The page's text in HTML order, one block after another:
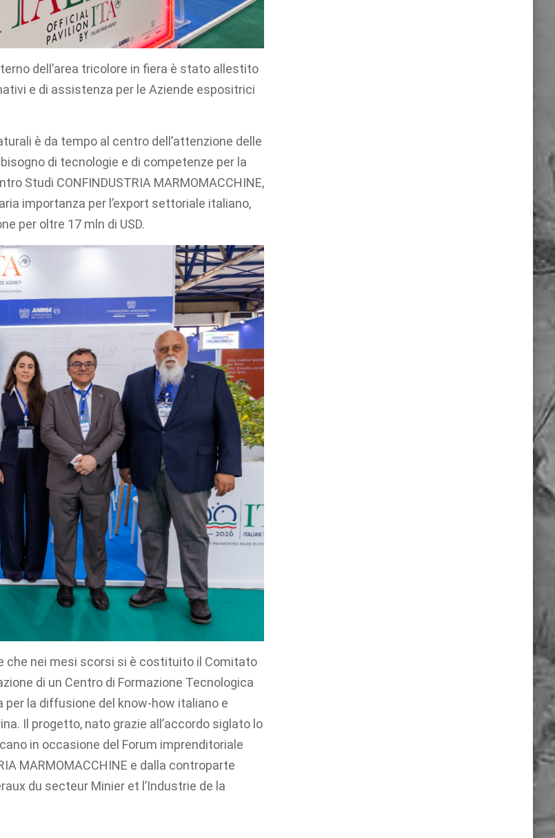
dell’area tricolore in fiera è stato allestito
e di assistenza per le Aziende espositrici
è da tempo al centro dell’attenzione delle
di tecnologie e di competenze per la
Studi CONFINDUSTRIA MARMOMACCHINE,
importanza per l’export settoriale italiano,
per oltre 17 mln di USD.
che nei mesi scorsi si è costituito il Comitato
di un Centro di Formazione Tecnologica
la diffusione del know-how italiano e
Il progetto, nato grazie all’accordo siglato lo
in occasione del Forum imprenditoriale
MARMOMACCHINE e dalla controparte
du secteur Minier et l’Industrie de la